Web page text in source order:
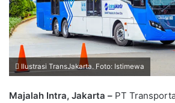
Ilustrasi TransJakarta. Foto: Istimewa
Majalah Intra, Jakarta – PT